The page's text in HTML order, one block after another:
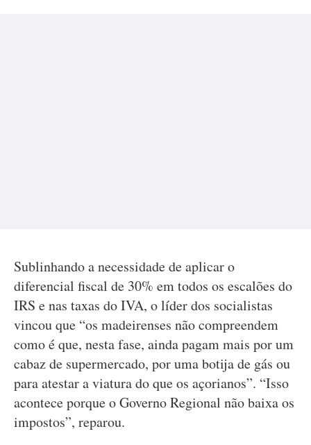
Sublinhando a necessidade de aplicar o
diferencial fiscal de 30% em todos os escalões do
IRS e nas taxas do IVA, o líder dos socialistas
vincou que “os madeirenses não compreendem
como é que, nesta fase, ainda pagam mais por um
cabaz de supermercado, por uma botija de gás ou
para atestar a viatura do que os açorianos”. “Isso
acontece porque o Governo Regional não baixa os
impostos”, reparou.